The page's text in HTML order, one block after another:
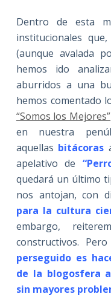
Dentro de esta
institucionales
(aunque avalada
hemos ido
aburridos a una
hemos comentado
“Somos los Mejores”
en nuestra
aquellas bitácoras
apelativo de
quedará un último
nos antojan, con
para la cultura
embargo,
constructivos.
perseguido es
de la blogosfera
sin mayores